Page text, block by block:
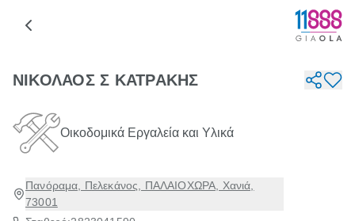
ΝΙΚΟΛΑΟΣ Σ ΚΑΤΡΑΚΗΣ
Οικοδομικά Εργαλεία και Υλικά
Πανόραμα, Πελεκάνος, ΠΑΛΑΙΟΧΩΡΑ, Χανιά,
73001